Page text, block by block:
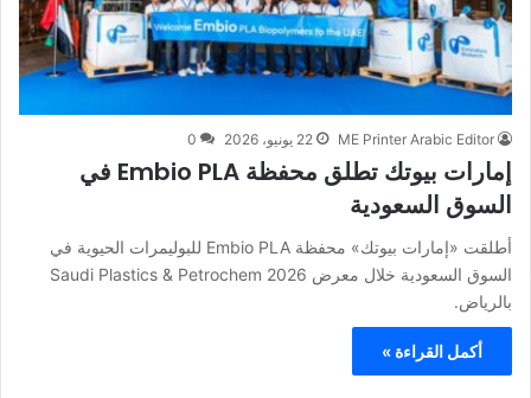
ME Printer Arabic Editor 22 يونيو، 2026 0
إمارات بيوتك تطلق محفظة Embio PLA في
السوق السعودية
أطلقت «إمارات بيوتك» محفظة Embio PLA للبوليمرات الحيوية في
السوق السعودية خلال معرض Saudi Plastics & Petrochem 2026
بالرياض.
أكمل القراءة »